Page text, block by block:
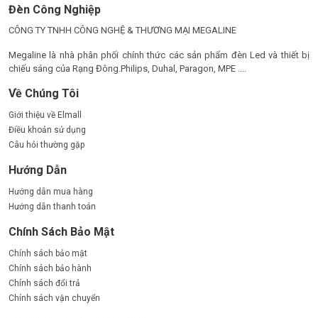
đương. Hơn nữa, việc sử dụng cảm biến chuyển động giúp
thời gian chiếu sáng không cần thiết
đa chi phí vận hành.
Đèn cótuổi thọ lên đến 50.000 giờ, giảm được tần suất thay
thế và lượng rác thải điện tử thải ra môi trường. Chất liệu thân
thiện với môi trường, không chứa thủy ngân, chì hay các chất
Ngoài ra, ánh sáng led không phát ra nhiệt lớn, giúp làm mát
không gian tốt hơn – đặc biệt phù hợp với phòng điều hòa,
ỨNG DỤNG ĐA DẠNG TRONG ĐỜI SỐNG
Đèn diệt khuẩn TUV0081 Duhal
không gian nhờ sự kết hợp giữa chiếu sáng và diệt khuẩn thông
minh:
Đèn Công Nghiệp
CÔNG TY TNHH CÔNG NGHỆ & THƯƠNG MẠI MEGALINE
Megaline là nhà phân phối chính thức các sản phẩm đèn Led và thiết bị
chiếu sáng của Rạng Đông.Philips, Duhal, Paragon, MPE ....
Về Chúng Tôi
Giới thiệu về Elmall
Điều khoản sử dụng
Câu hỏi thường gặp
Hướng Dẫn
Hướng dẫn mua hàng
Hướng dẫn thanh toán
Chính Sách Bảo Mật
Chính sách bảo mật
Chính sách bảo hành
Chính sách đổi trả
Chính sách vận chuyển